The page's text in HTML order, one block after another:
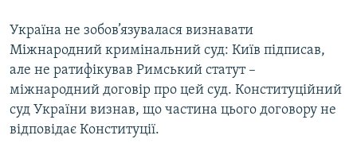
Україна не зобов’язувалася визнавати
Міжнародний кримінальний суд: Київ підписав,
але не ратифікував Римський статут –
міжнародний договір про цей суд. Конституційний
суд України визнав, що частина цього договору не
відповідає Конституції.